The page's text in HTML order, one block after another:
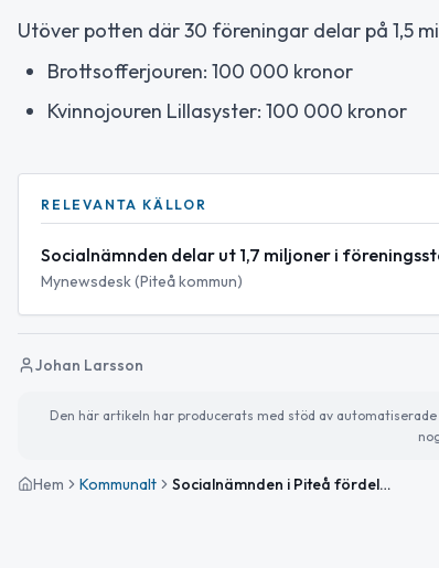
Utöver potten där 30 föreningar delar på 1,5
Brottsofferjouren: 100 000 kronor
Kvinnojouren Lillasyster: 100 000 kronor
RELEVANTA KÄLLOR
Socialnämnden delar ut 1,7 miljoner i
Mynewsdesk (Piteå kommun)
Johan Larsson
Den här artikeln har producerats med stöd av
Hem Kommunalt Socialnämnden i Piteå fördelar 1,7 miljoner kronor i föreningsstöd